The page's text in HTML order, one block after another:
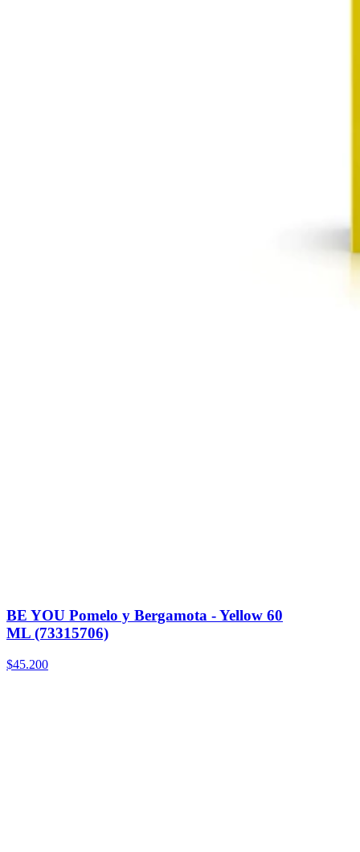
BE YOU Pomelo y Bergamota - Yellow 60
ML (73315706)
$45.200